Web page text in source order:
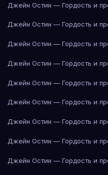
Джейн Остин — Гордость и
Джейн Остин — Гордость и
Джейн Остин — Гордость и
Джейн Остин — Гордость и
Джейн Остин — Гордость и
Джейн Остин — Гордость и
Джейн Остин — Гордость и
Джейн Остин — Гордость и
Джейн Остин — Гордость и